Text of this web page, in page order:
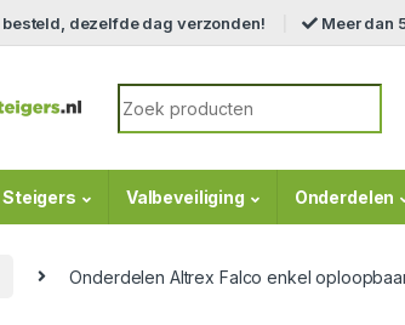
besteld, dezelfde dag verzonden! Meer dan
Search for:
Steigers Valbeveiliging Onderdelen
Onderdelen Altrex Falco enkel